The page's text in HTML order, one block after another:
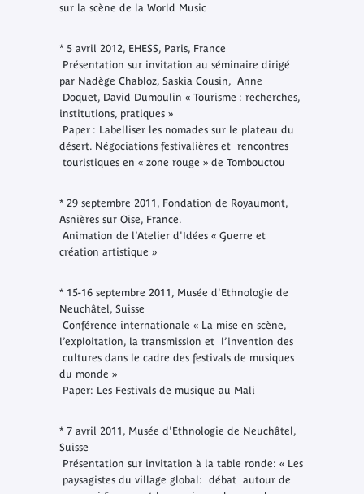
sur la scène de la World Music
* 5 avril 2012, EHESS, Paris, France
Présentation sur invitation au séminaire dirigé
par Nadège Chabloz, Saskia Cousin, Anne
Doquet, David Dumoulin « Tourisme : recherches,
institutions, pratiques »
Paper : Labelliser les nomades sur le plateau du
désert. Négociations festivalières et rencontres
touristiques en « zone rouge » de Tombouctou
* 29 septembre 2011, Fondation de Royaumont,
Asnières sur Oise, France.
Animation de l’Atelier d'Idées « Guerre et
création artistique »
* 15-16 septembre 2011, Musée d'Ethnologie de
Neuchâtel, Suisse
Conférence internationale « La mise en scène,
l’exploitation, la transmission et l’invention des
cultures dans le cadre des festivals de musiques
du monde »
Paper: Les Festivals de musique au Mali
* 7 avril 2011, Musée d'Ethnologie de Neuchâtel,
Suisse
Présentation sur invitation à la table ronde: « Les
paysagistes du village global: débat autour de